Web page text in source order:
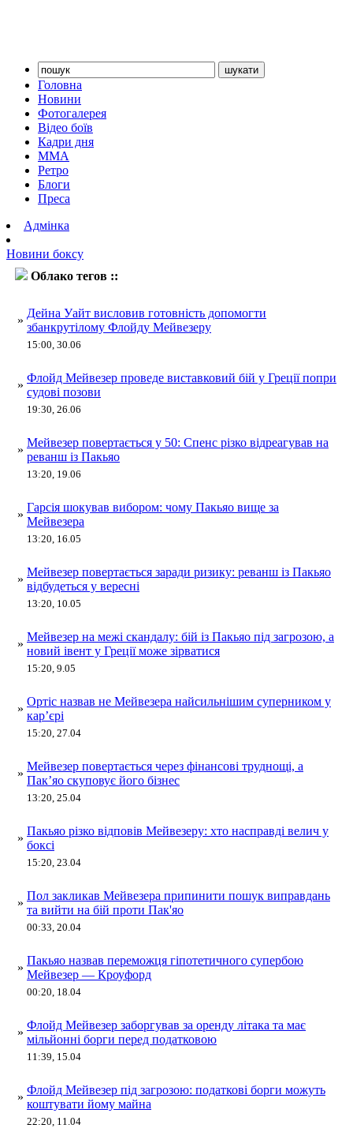
Головна
Новини
Фотогалерея
Відео боїв
Кадри дня
ММА
Ретро
Блоги
Преса
Адмінка
Новини боксу
Облако тегов ::
»
Дейна Уайт висловив готовність допомогти
збанкрутілому Флойду Мейвезеру
15:00, 30.06
»
Флойд Мейвезер проведе виставковий бій у Греції попри
судові позови
19:30, 26.06
»
Мейвезер повертається у 50: Спенс різко відреагував на
реванш із Пакьяо
13:20, 19.06
»
Гарсія шокував вибором: чому Пакьяо вище за
Мейвезера
13:20, 16.05
»
Мейвезер повертається заради ризику: реванш із Пакьяо
відбудеться у вересні
13:20, 10.05
»
Мейвезер на межі скандалу: бій із Пакьяо під загрозою, а
новий івент у Греції може зірватися
15:20, 9.05
»
Ортіс назвав не Мейвезера найсильнішим суперником у
кар’єрі
15:20, 27.04
»
Мейвезер повертається через фінансові труднощі, а
Пак’яо скуповує його бізнес
13:20, 25.04
»
Пакьяо різко відповів Мейвезеру: хто насправді велич у
боксі
15:20, 23.04
»
Пол закликав Мейвезера припинити пошук виправдань
та вийти на бій проти Пак'яо
00:33, 20.04
»
Пакьяо назвав переможця гіпотетичного супербою
Мейвезер — Кроуфорд
00:20, 18.04
»
Флойд Мейвезер заборгував за оренду літака та має
мільйонні борги перед податковою
11:39, 15.04
»
Флойд Мейвезер під загрозою: податкові борги можуть
коштувати йому майна
22:20, 11.04